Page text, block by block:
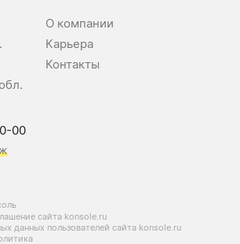
О компании
Карьера
Контакты
00
сайта konsole.ru
данных пользователей сайта konsole.ru